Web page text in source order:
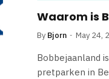
Waarom is
By Bjorn May 24,
Bobbejaanland
pretparken in